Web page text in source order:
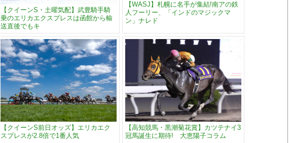
【クイーンS・土曜気配】武豊騎手騎
乗のエリカエクスプレスは函館から輸
送直後でもキ
【WASJ】札幌に名手が集結!南アの鉄
人フーリー、「インドのマジックマ
ン」ナレド
【クイーンS前日オッズ】エリカエク
スプレスが2.8倍で1番人気
【高知競馬・黒潮菊花賞】カツテナイ3
冠馬誕生に期待! 大恵陽子コラム